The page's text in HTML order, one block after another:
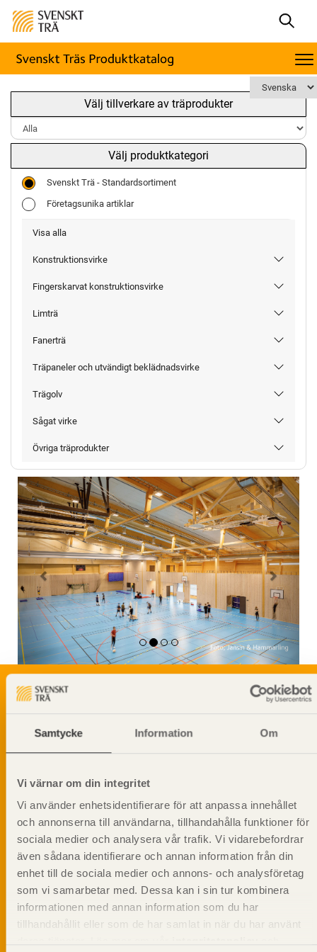
Samtycke Information Om
Vi värnar om din integritet
Vi använder enhetsidentifierare för att anpassa innehållet
och annonserna till användarna, tillhandahålla funktioner för
sociala medier och analysera vår trafik. Vi vidarebefordrar
även sådana identifierare och annan information från din
enhet till de sociala medier och annons- och analysföretag
som vi samarbetar med. Dessa kan i sin tur kombinera
informationen med annan information som du har
tillhandahållit eller som de har samlat in när du har använt
Välj tillverkare av träprodukter
Välj produktkategori
Svenskt Trä - Standardsortiment
Företagsunika artiklar
Visa alla
Konstruktionsvirke
Fingerskarvat konstruktionsvirke
Limträ
Fanerträ
Träpaneler och utvändigt beklädnadsvirke
Trägolv
Sågat virke
Övriga träprodukter
Föregående Nästa
Svenskt Träs Produktkatalog är svensk
sågverksnärings digitala produktkatalog för att
beskriva träprodukter och deras unika
Prenumerera på Svenskt Träs
informationsutskick!